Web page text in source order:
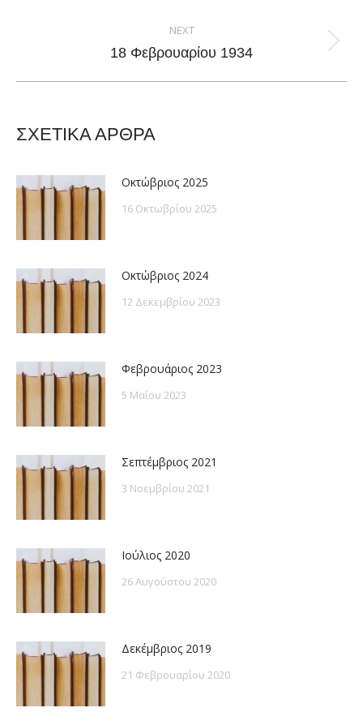
NEXT
Next
18 Φεβρουαρίου 1934
ΣΧΕΤΙΚΑ ΑΡΘΡΑ
Οκτώβριος 2025
16 Οκτωβρίου 2025
Οκτώβριος 2024
12 Δεκεμβρίου 2023
Φεβρουάριος 2023
5 Μαΐου 2023
Σεπτέμβριος 2021
3 Νοεμβρίου 2021
Ιούλιος 2020
26 Αυγούστου 2020
Δεκέμβριος 2019
21 Φεβρουαρίου 2020